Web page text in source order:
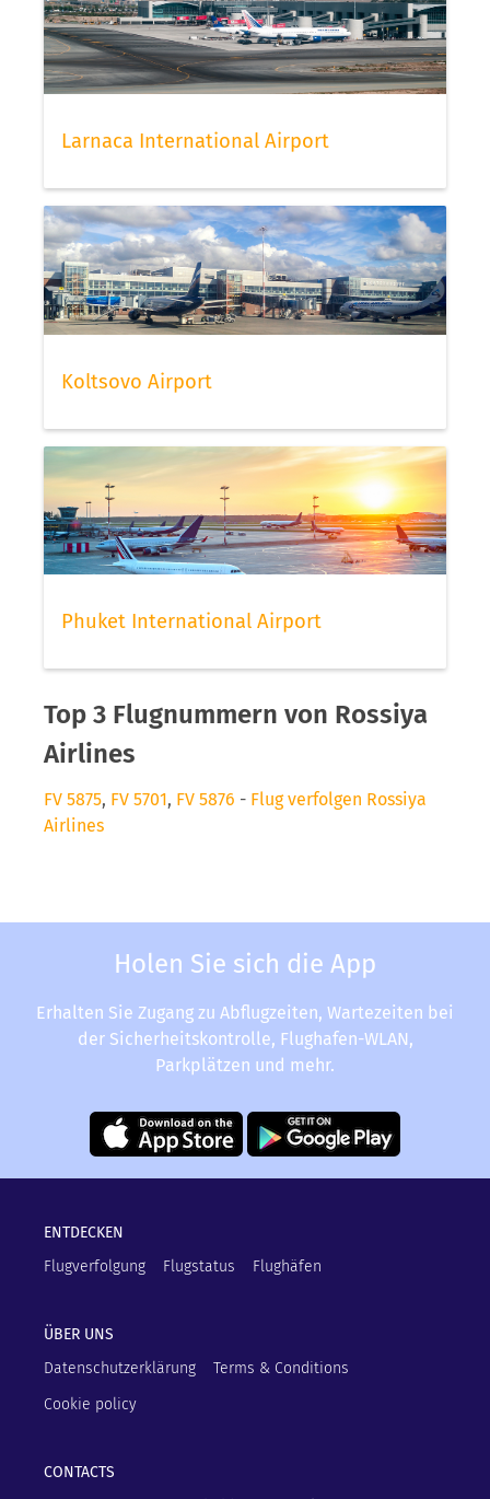
Larnaca International Airport
Koltsovo Airport
Phuket International Airport
Top 3 Flugnummern von Rossiya
Airlines
FV 5875, FV 5701, FV 5876 - Flug verfolgen Rossiya
Airlines
Holen Sie sich die App
Erhalten Sie Zugang zu Abflugzeiten, Wartezeiten bei
der Sicherheitskontrolle, Flughafen-WLAN,
Parkplätzen und mehr.
ENTDECKEN
Flugverfolgung
Flugstatus Flughäfen
ÜBER UNS
Datenschutzerklärung
Terms & Conditions
Cookie policy
CONTACTS